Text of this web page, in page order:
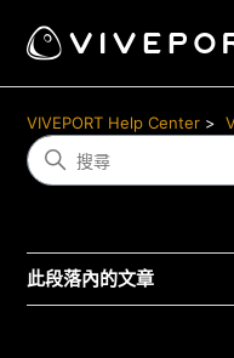
VIVEPORT Help Center
此段落內的文章